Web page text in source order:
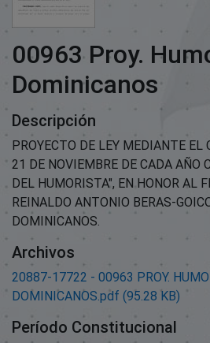
00963 Proy.
Dominicanos
Descripción
PROYECTO DE LEY MEDIANTE EL
21 DE NOVIEMBRE DE CADA AÑO
DEL HUMORISTA", EN HONOR AL
REINALDO ANTONIO BERAS-
DOMINICANOS.
Archivos
20887-17722 - 00963 PROY.
DOMINICANOS.pdf (95.28 KB)
Período Constitucional